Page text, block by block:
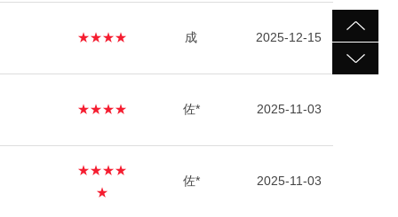
★★★★ 成 2025-12-15
★★★★ 佐* 2025-11-03
★★★★
★
佐* 2025-11-03